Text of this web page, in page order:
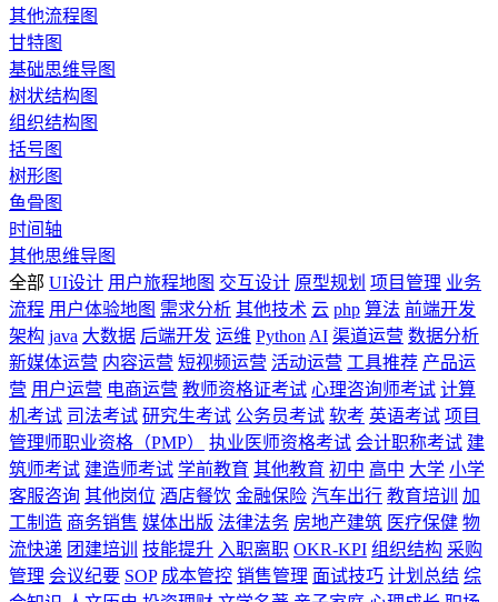
其他流程图
甘特图
基础思维导图
树状结构图
组织结构图
括号图
树形图
鱼骨图
时间轴
其他思维导图
全部 UI设计 用户旅程地图 交互设计 原型规划 项目管理 业务
流程 用户体验地图 需求分析 其他技术 云 php 算法 前端开发
架构 java 大数据 后端开发 运维 Python AI 渠道运营 数据分析
新媒体运营 内容运营 短视频运营 活动运营 工具推荐 产品运
营 用户运营 电商运营 教师资格证考试 心理咨询师考试 计算
机考试 司法考试 研究生考试 公务员考试 软考 英语考试 项目
管理师职业资格（PMP）
执业医师资格考试 会计职称考试 建
筑师考试 建造师考试 学前教育 其他教育 初中 高中 大学 小学
客服咨询 其他岗位 酒店餐饮 金融保险 汽车出行 教育培训
加
工制造 商务销售 媒体出版 法律法务 房地产建筑 医疗保健 物
流快递 团建培训 技能提升 入职离职 OKR-KPI 组织结构 采购
管理 会议纪要 SOP 成本管控 销售管理 面试技巧 计划总结 综